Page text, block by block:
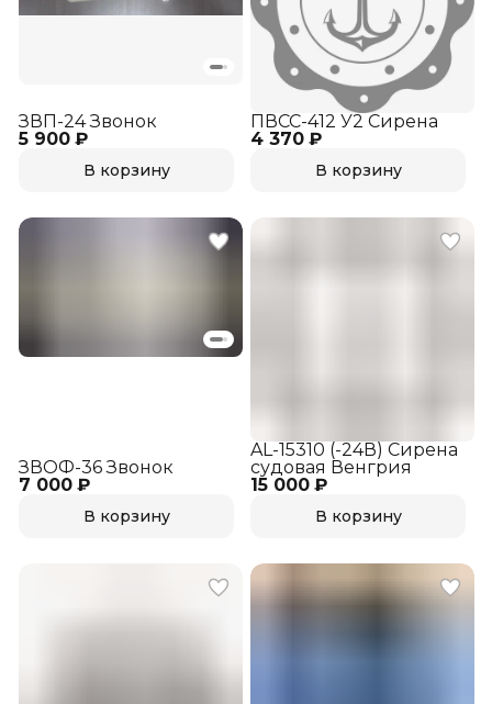
5 900 ₽
ЗВП-24 Звонок
В корзину
4 370 ₽
ПВСС-412 У2 Сирена
В корзину
7 000 ₽
ЗВОФ-36 Звонок
В корзину
15 000 ₽
AL-15310 (-24В) Сирена
судовая Венгрия
В корзину